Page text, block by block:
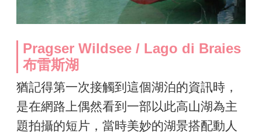
Pragser Wildsee / Lago di Braies
布雷斯湖
猶記得第一次接觸到這個湖泊的資訊時，
是在網路上偶然看到一部以此高山湖為主
題拍攝的短片，當時美妙的湖景搭配動人